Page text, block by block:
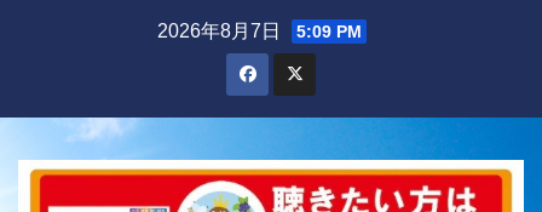
2026年8月7日 5:09 PM